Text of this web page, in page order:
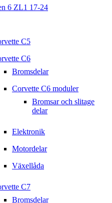
6 ZL1 17-24
C5
C6
Bromsdelar
Corvette C6 moduler
Bromsar och slitage
delar
Elektronik
Motordelar
Växellåda
C7
Bromsdelar